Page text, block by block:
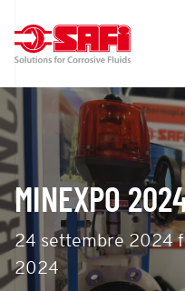
MINEXPO
24 settembre 2024
2024